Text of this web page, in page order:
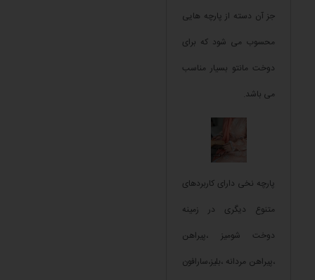
جز آن دسته از پارچه هایی
محسوب می شود که برای
دوخت مانتو بسیار مناسب
می باشد.
پارچه نخی دارای کاربردهای
متنوع دیگری در زمینه
دوخت شومیز ،پیراهن
،پیراهن مردانه ،بلیز،سارافون